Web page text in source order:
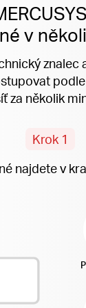
v
znalec
za několik
Krok 1
najdete v